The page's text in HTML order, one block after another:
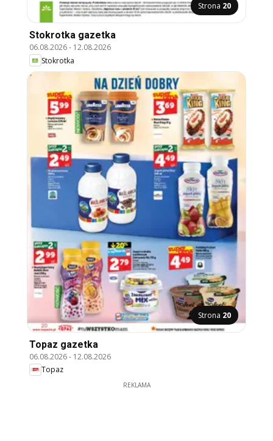
Strona 20
Stokrotka gazetka
06.08.2026- 12.08.2026
Stokrotka
Strona 20
Topaz gazetka
06.08.2026- 12.08.2026
Topaz
REKLAMA